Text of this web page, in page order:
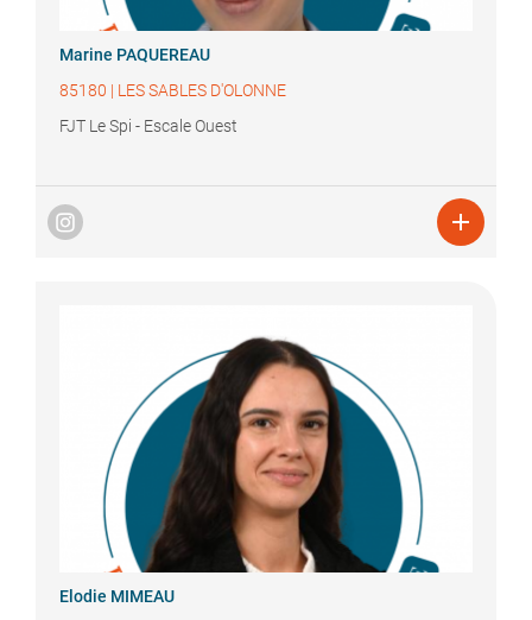
Marine PAQUEREAU
85180 | LES SABLES D'OLONNE
FJT Le Spi - Escale Ouest

Elodie MIMEAU